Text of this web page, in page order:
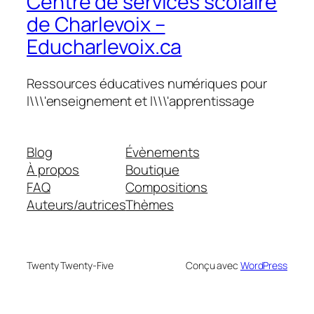
de Charlevoix –
Educharlevoix.ca
Ressources éducatives numériques pour
l\\\'enseignement et l\\\'apprentissage
Blog
À propos
FAQ
Auteurs/autrices
Évènements
Boutique
Compositions
Thèmes
Twenty Twenty-Five Conçu avec WordPress